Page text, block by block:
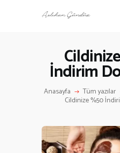
İndirim
Anasayfa Tüm yazılar
Cildinize %50
ANASAYFA
ANNE-ÇOCUK
HAKKIMDA
İLETIŞIM